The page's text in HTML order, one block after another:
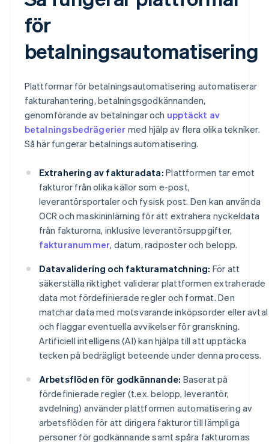
för
betalningsautomatisering
Plattformar för betalningsautomatisering automatiserar
fakturahantering, betalningsgodkännanden,
genomförande av betalningar och upptäckt av
betalningsbedrägerier med hjälp av flera olika tekniker.
Så här fungerar betalningsautomatisering.
Extrahering av fakturadata: Plattformen tar emot
fakturor från olika källor som e-post,
leverantörsportaler och fysisk post. Den kan använda
OCR och maskininlärning för att extrahera nyckeldata
från fakturorna, inklusive leverantörsuppgifter,
fakturanummer, datum, radposter och belopp.
Datavalidering och fakturamatchning: För att
säkerställa riktighet validerar plattformen extraherade
data mot fördefinierade regler och format. Den
matchar data med motsvarande inköpsorder eller avtal
och flaggar eventuella avvikelser för granskning.
Artificiell intelligens (AI) kan hjälpa till att upptäcka
tecken på bedrägligt beteende under denna process.
Arbetsflöden för godkännande: Baserat på
fördefinierade regler (t.ex. belopp, leverantör,
avdelning) använder plattformen automatisering av
arbetsflöden för att dirigera fakturor till lämpliga
personer för godkännande samt spåra fakturornas